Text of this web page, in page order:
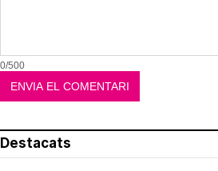
0/500
Destacats